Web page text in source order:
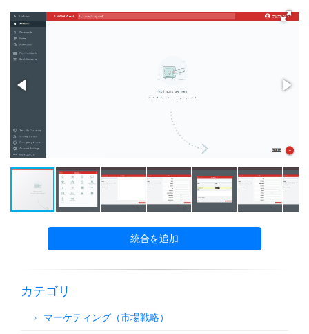
統合を追加
カテゴリ
マーケティング（市場戦略）